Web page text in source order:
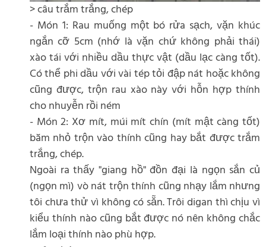
> câu trắm trắng, chép
- Món 1: Rau muống một bó rửa sạch, vặn khúc
ngắn cỡ 5cm (nhớ là vặn chứ không phải thái)
xào tái với nhiều dầu thực vật (dầu lạc càng tốt).
Có thể phi dầu với vài tép tỏi đập nát hoặc không
cũng được, trộn rau xào này với hỗn hợp thính
cho nhuyễn rồi ném
- Món 2: Xơ mít, múi mít chín (mít mật càng tốt)
băm nhỏ trộn vào thính cũng hay bắt được trắm
trắng, chép.
Ngoài ra thấy "giang hồ" đồn đại là ngọn sắn củ
(ngọn mì) vò nát trộn thính cũng nhạy lắm nhưng
tôi chưa thử vì không có sẵn. Trôi digan thì chịu vì
kiểu thính nào cũng bắt được nó nên không chắc
lắm loại thính nào phù hợp.